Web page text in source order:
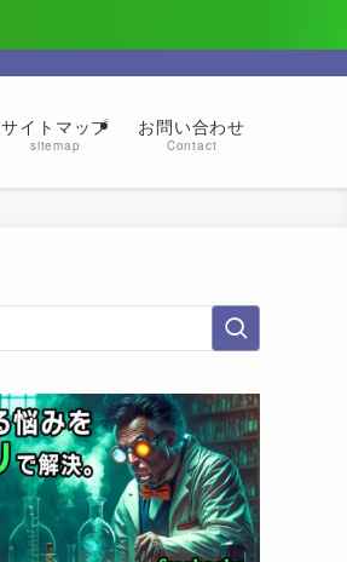
サイトマップ
sitemap
お問い合わせ
Contact